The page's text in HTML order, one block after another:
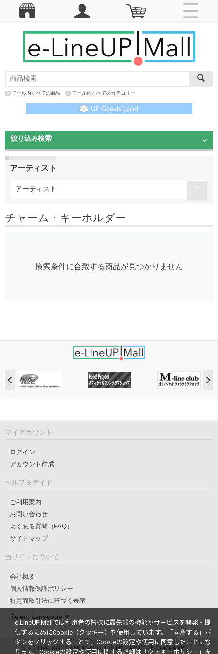
モール内すべての商品 モール内すべてのカテゴリー
絞り込み検索
アーティスト
アーティスト
チャーム・キーホルダー
検索条件に合致する商品が見つかりません
マイアカウント
ログイン
アカウント作成
ヘルプ＆ガイド
ご利用案内
お問い合わせ
よくある質問（FAQ）
サイトマップ
当サイトについて
会社概要
個人情報保護ポリシー
特定商取引法に基づく表示
Select Language ▼
©UP-FRONT GROUP Co., Ltd. DC-FACTORY COMPANY
e-LineUP!Mallでは利用者の皆様に最先端の機能やサービスを開発・提
供するためにCookie（クッキー）を使用しています。
「同意する」ボ
タンをクリックすることで、Cookieの設定や使用に同意したことにな
ります。Cookieの設定や使用に関する詳細は「 クッキーポリシー 」を